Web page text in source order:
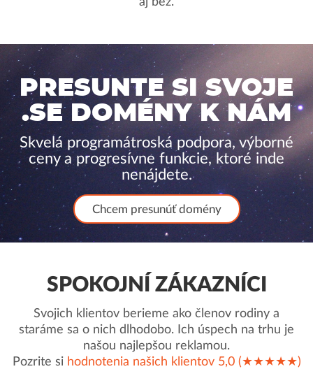
PRESUNTE SI SVOJE
.SE DOMÉNY K NÁM
Skvelá programátroská podpora, výborné
ceny a progresívne funkcie, ktoré inde
nenájdete.
Chcem presunúť domény
SPOKOJNÍ ZÁKAZNÍCI
Svojich klientov berieme ako členov rodiny a
staráme sa o nich dlhodobo. Ich úspech na trhu je
našou najlepšou reklamou.
Pozrite si hodnotenia našich klientov 5,0 (★★★★★)